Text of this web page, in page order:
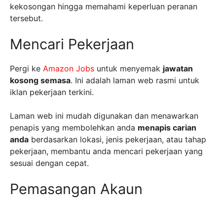
kekosongan hingga memahami keperluan peranan
tersebut.
Mencari Pekerjaan
Pergi ke Amazon Jobs untuk menyemak jawatan
kosong semasa. Ini adalah laman web rasmi untuk
iklan pekerjaan terkini.
Laman web ini mudah digunakan dan menawarkan
penapis yang membolehkan anda menapis carian
anda berdasarkan lokasi, jenis pekerjaan, atau tahap
pekerjaan, membantu anda mencari pekerjaan yang
sesuai dengan cepat.
Pemasangan Akaun